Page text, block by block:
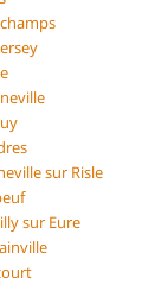
sur Risle
sur Eure